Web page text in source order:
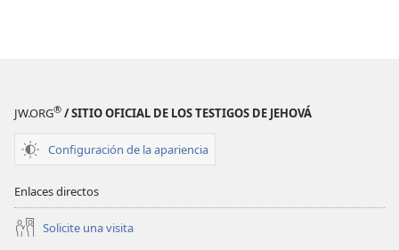
JW.ORG® / SITIO OFICIAL DE LOS TESTIGOS DE JEHOVÁ
Configuración de la apariencia
Enlaces directos
Solicite una visita